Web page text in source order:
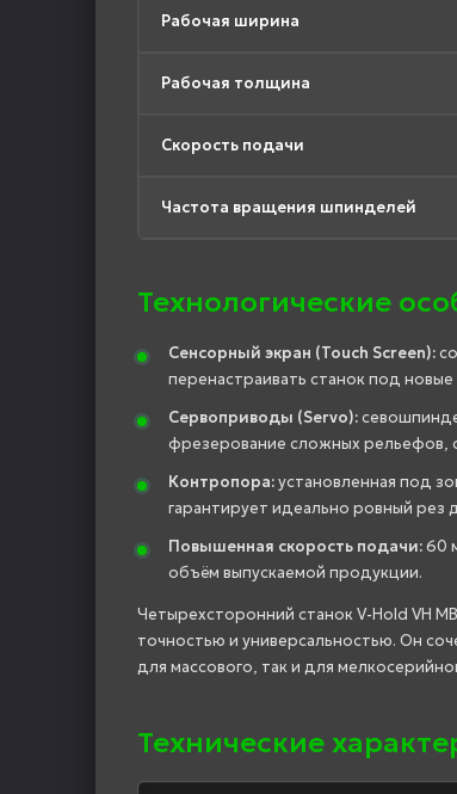
Рабочая ширина
Рабочая толщина
Скорость подачи
Частота вращения шпинделей
Технологические
Сенсорный экран (Touch Screen):
перенастраивать станок под
Сервоприводы (Servo):
фрезерование сложных рельефов,
Контропора:установленная под
гарантирует идеально ровный рез
Повышенная скорость подачи:60
объём выпускаемой продукции.
Четырехсторонний станок V-Hold VH
точностью и универсальностью. Он
для массового, так и для
Технические